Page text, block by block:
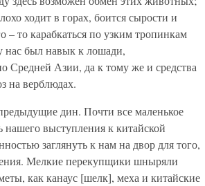
ходит в горах, боится сырости и
– то карабкаться по узким тропинкам
нас был навык к лошади,
Средней Азии, да к тому же и средства
на верблюдах.
дин. Почти все маленькое
нашего выступления к китайской
заглянуть к нам на двор для того,
Мелкие перекупщики шныряли
как канаус [шелк], меха и китайские